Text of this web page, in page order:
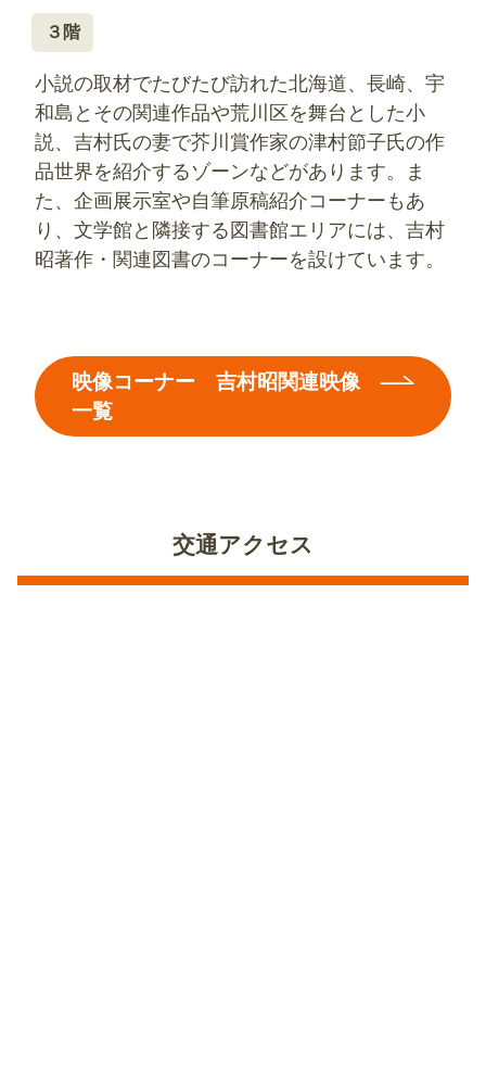
３階
小説の取材でたびたび訪れた北海道、長崎、宇
和島とその関連作品や荒川区を舞台とした小
説、吉村氏の妻で芥川賞作家の津村節子氏の作
品世界を紹介するゾーンなどがあります。ま
た、企画展示室や自筆原稿紹介コーナーもあ
り、文学館と隣接する図書館エリアには、吉村
昭著作・関連図書のコーナーを設けています。
映像コーナー 吉村昭関連映像
一覧
交通アクセス